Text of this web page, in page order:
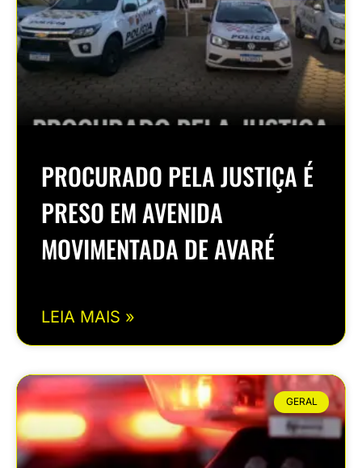
PROCURADO PELA JUSTIÇA É
PRESO EM AVENIDA
MOVIMENTADA DE AVARÉ
LEIA MAIS »
GERAL